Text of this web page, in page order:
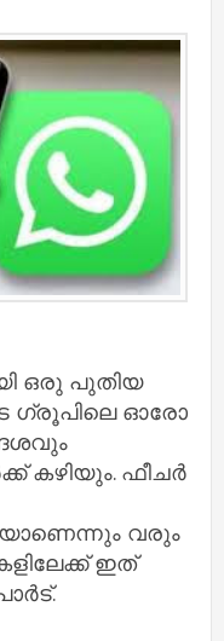
ഒരു പുതിയ
ഗ്രൂപിലെ ഓരോ
കഴിയും. ഫീചർ
വരും
ഇത്